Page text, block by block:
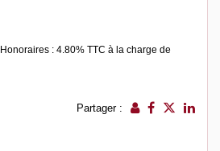
Honoraires : 4.80% TTC à la charge de
Partager :